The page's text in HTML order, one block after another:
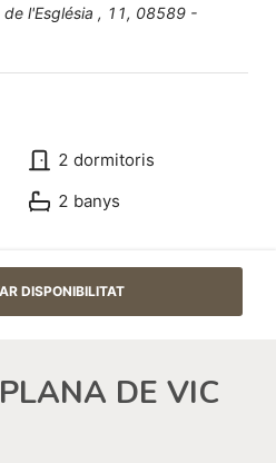
PLANA DE VIC